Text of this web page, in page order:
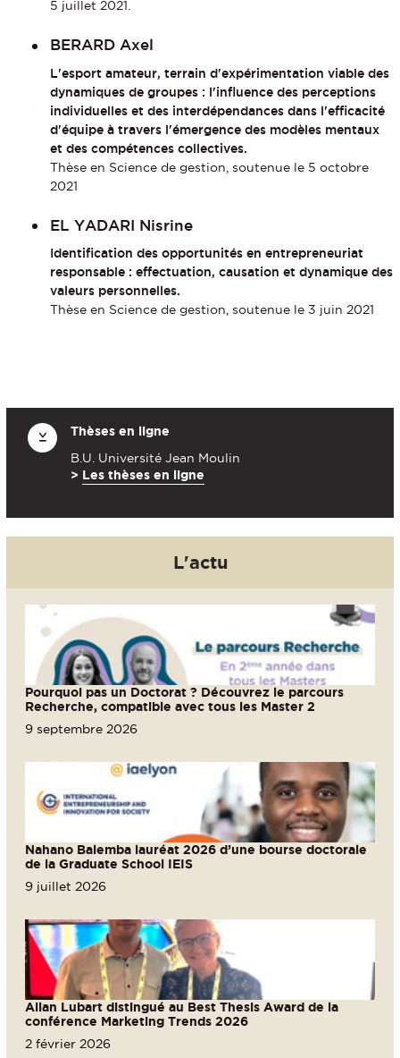
5 juillet 2021.
BERARD Axel
L'esport amateur, terrain d'expérimentation viable des
dynamiques de groupes : l'influence des perceptions
individuelles et des interdépendances dans l'efficacité
d'équipe à travers l'émergence des modèles mentaux
et des compétences collectives.
Thèse en Science de gestion, soutenue le 5 octobre
2021
EL YADARI Nisrine
Identification des opportunités en entrepreneuriat
responsable : effectuation, causation et dynamique des
valeurs personnelles.
Thèse en Science de gestion, soutenue le 3 juin 2021
Thèses en ligne
B.U. Université Jean Moulin
> Les thèses en ligne
L'actu
Pourquoi pas un Doctorat ? Découvrez le parcours
Recherche, compatible avec tous les Master 2
9 septembre 2026
Nahano Balemba lauréat 2026 d’une bourse doctorale
de la Graduate School IEIS
9 juillet 2026
Allan Lubart distingué au Best Thesis Award de la
conférence Marketing Trends 2026
2 février 2026